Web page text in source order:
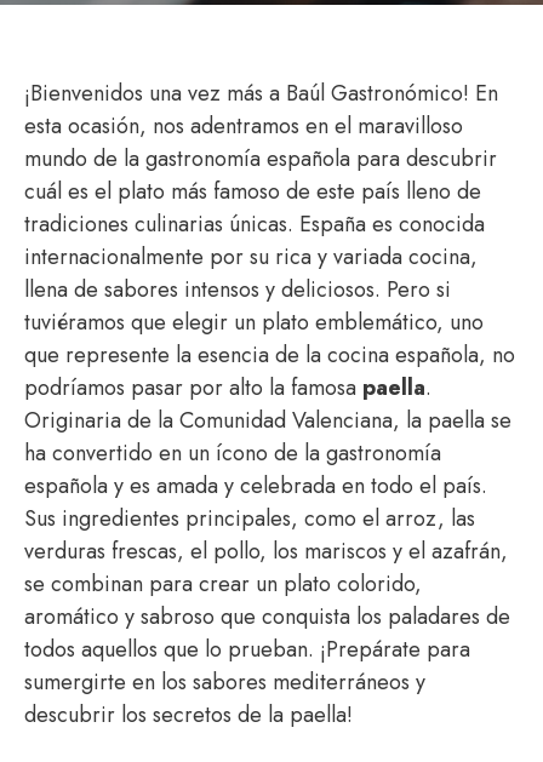
¡Bienvenidos una vez más a Baúl Gastronómico! En
esta ocasión, nos adentramos en el maravilloso
mundo de la gastronomía española para descubrir
cuál es el plato más famoso de este país lleno de
tradiciones culinarias únicas. España es conocida
internacionalmente por su rica y variada cocina,
llena de sabores intensos y deliciosos. Pero si
tuviéramos que elegir un plato emblemático, uno
que represente la esencia de la cocina española, no
podríamos pasar por alto la famosa paella.
Originaria de la Comunidad Valenciana, la paella se
ha convertido en un ícono de la gastronomía
española y es amada y celebrada en todo el país.
Sus ingredientes principales, como el arroz, las
verduras frescas, el pollo, los mariscos y el azafrán,
se combinan para crear un plato colorido,
aromático y sabroso que conquista los paladares de
todos aquellos que lo prueban. ¡Prepárate para
sumergirte en los sabores mediterráneos y
descubrir los secretos de la paella!